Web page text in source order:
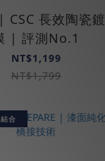
CSC 長效陶瓷鍍
| 評測No.1
NT$1,199
NT$1,799
合